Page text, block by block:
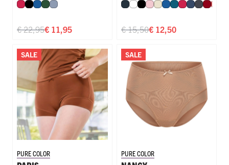
Speciale Pouch
RoodZwart
Blauw
Donkergroen
Steel Blue
€ 11,95
€ 22,95
Short
Navy
WitZwart
RozeIvoorBlauw
Petrol
Rood
€ 12,50
€ 15,50
SALE
PURE COLOR
SALE
PURE COLOR